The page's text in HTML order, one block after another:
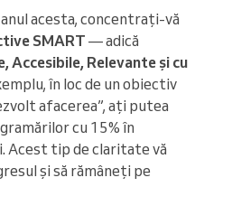
acesta, concentrați-vă
SMART— adică
Accesibile, Relevante și cu
în loc de un obiectiv
afacerea”, ați putea
cu 15% în
Acest tip de claritate vă
și să rămâneți pe